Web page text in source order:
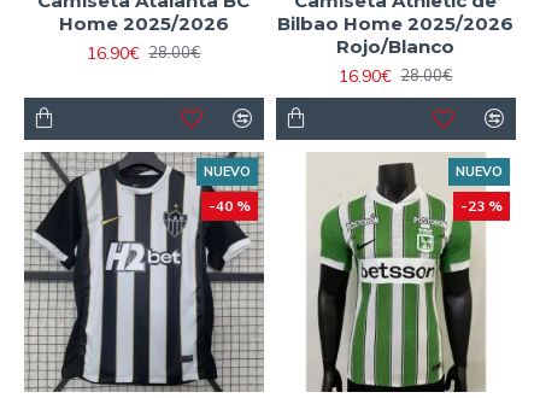
Home 2025/2026
16.90€ 28.00€
Bilbao Home 2025/2026
Rojo/Blanco
16.90€ 28.00€
NUEVO
-40 %
NUEVO
-23 %